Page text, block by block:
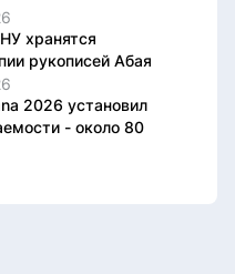
хранятся
рукописей Абая
2026 установил
- около 80
– 2026» в Астане